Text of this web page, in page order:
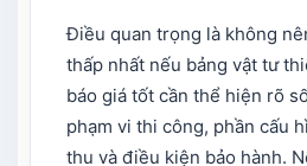
Điều quan trọng là không
thấp nhất nếu bảng vật tư
báo giá tốt cần thể hiện rõ
phạm vi thi công, phần cấu
thu và điều kiện bảo hành.